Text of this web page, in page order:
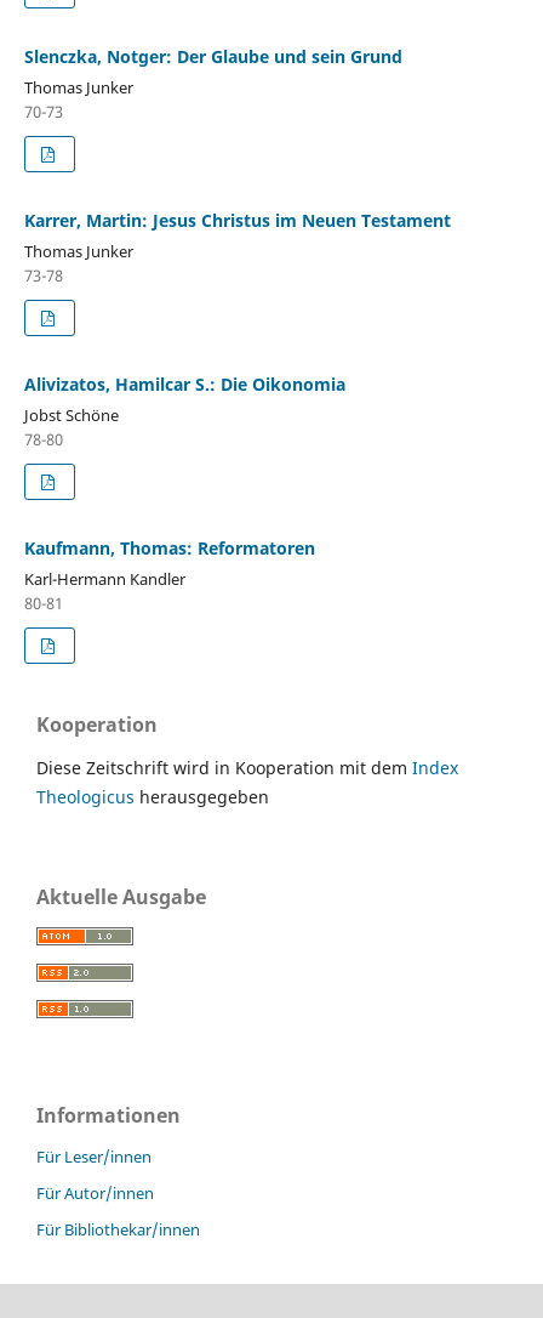
Slenczka, Notger: Der Glaube und sein Grund
Thomas Junker
70-73
Karrer, Martin: Jesus Christus im Neuen Testament
Thomas Junker
73-78
Alivizatos, Hamilcar S.: Die Oikonomia
Jobst Schöne
78-80
Kaufmann, Thomas: Reformatoren
Karl-Hermann Kandler
80-81
Kooperation
Diese Zeitschrift wird in Kooperation mit dem Index
Theologicus herausgegeben
Aktuelle Ausgabe
Informationen
Für Leser/innen
Für Autor/innen
Für Bibliothekar/innen